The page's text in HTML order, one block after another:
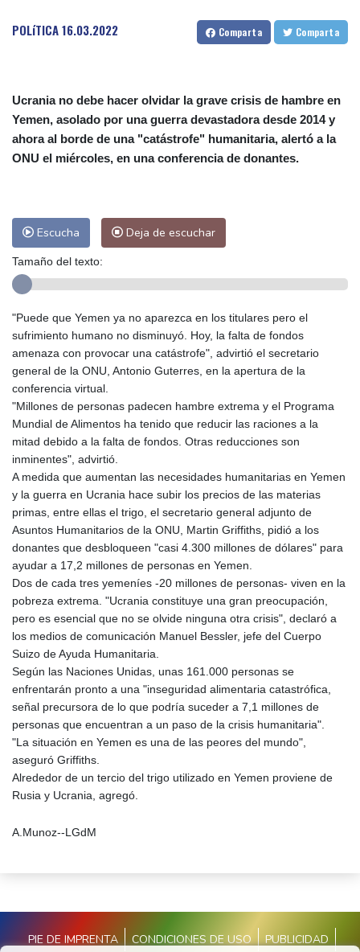
Una ONG denuncia el secuestro de un jefe indígena en
POLíTICA16.03.2022 Comparta Comparta
Ucrania no debe hacer olvidar la grave crisis de hambre en
Yemen, asolado por una guerra devastadora desde 2014 y
ahora al borde de una "catástrofe" humanitaria, alertó a la
ONU el miércoles, en una conferencia de donantes.
Escucha Deja de escuchar
Tamaño del texto:
"Puede que Yemen ya no aparezca en los titulares pero el
sufrimiento humano no disminuyó. Hoy, la falta de fondos
amenaza con provocar una catástrofe", advirtió el secretario
general de la ONU, Antonio Guterres, en la apertura de la
conferencia virtual.
"Millones de personas padecen hambre extrema y el Programa
Mundial de Alimentos ha tenido que reducir las raciones a la
mitad debido a la falta de fondos. Otras reducciones son
inminentes", advirtió.
A medida que aumentan las necesidades humanitarias en Yemen
y la guerra en Ucrania hace subir los precios de las materias
primas, entre ellas el trigo, el secretario general adjunto de
Asuntos Humanitarios de la ONU, Martin Griffiths, pidió a los
donantes que desbloqueen "casi 4.300 millones de dólares" para
ayudar a 17,2 millones de personas en Yemen.
Dos de cada tres yemeníes -20 millones de personas- viven en la
pobreza extrema. "Ucrania constituye una gran preocupación,
pero es esencial que no se olvide ninguna otra crisis", declaró a
los medios de comunicación Manuel Bessler, jefe del Cuerpo
Suizo de Ayuda Humanitaria.
Según las Naciones Unidas, unas 161.000 personas se
enfrentarán pronto a una "inseguridad alimentaria catastrófica,
señal precursora de lo que podría suceder a 7,1 millones de
personas que encuentran a un paso de la crisis humanitaria".
"La situación en Yemen es una de las peores del mundo",
aseguró Griffiths.
Alrededor de un tercio del trigo utilizado en Yemen proviene de
Rusia y Ucrania, agregó.
A.Munoz--LGdM
PIE DE IMPRENTA CONDICIONES DE USO PUBLICIDAD